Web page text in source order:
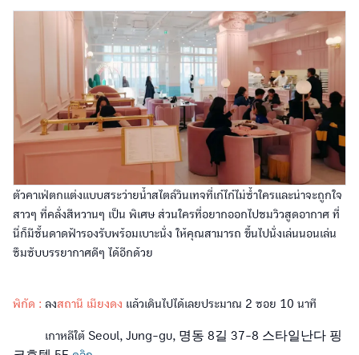
ตัวคาเฟ่ตกแต่งแบบสระว่ายน้ำสไตล์วินเทจที่เก๋ไก๋ไม่ซ้ำใครและน่าจะถูกใจ
สาวๆ ที่คลั่งสีหวานๆ เป็น พิเศษ ส่วนใครที่อยากออกไปชมวิวสูดอากาศ ที่
นี่ก็มีชั้นดาดฟ้ารองรับพร้อมเบาะนั่ง ให้คุณสามารถ ขึ้นไปนั่งเล่นนอนเล่น
ซึมซับบรรยากาศดีๆ ได้อีกด้วย
พิกัด : ลงสถานี เมียงดง แล้วเดินไปได้เลยประมาณ 2 ซอย 10 นาที
เกาหลีใต้ Seoul, Jung-gu, 명동 8길 37-8 스타일난다 핑